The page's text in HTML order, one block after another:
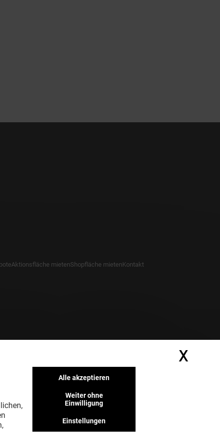
Aktionsfläche mietenShopfläche mietenKontakt
Alle akzeptieren
Weiter ohne
Einwilligung
Einstellungen
X